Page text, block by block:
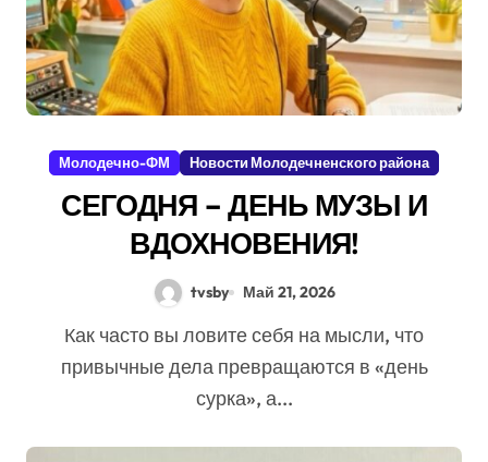
Молодечно-ФМ Новости Молодечненского района
СЕГОДНЯ – ДЕНЬ МУЗЫ И
ВДОХНОВЕНИЯ!
tvsby Май 21, 2026
Как часто вы ловите себя на мысли, что
привычные дела превращаются в «день
сурка», а...